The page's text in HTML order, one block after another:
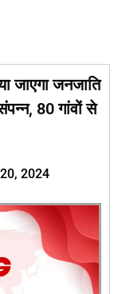
जाएगा जनजाति
80 गांवों से
2024